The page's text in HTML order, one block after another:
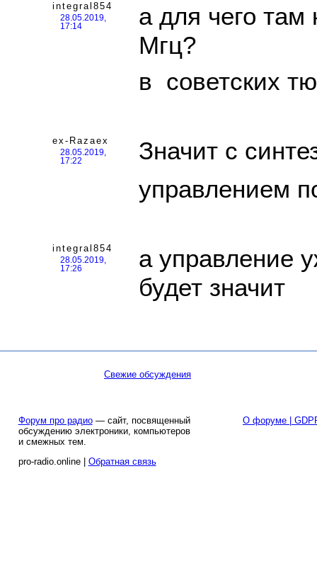
integral854
28.05.2019,
17:14
а для чего там
Мгц?
в советских
ex-Razaex
28.05.2019,
17:22
Значит с
управлением
integral854
28.05.2019,
17:26
а управление
будет значит
Свежие обсуждения
Форум про радио— сайт, посвященный
обсуждению электроники, компьютеров
и смежных тем.
pro-radio.online | Обратная связь
О форуме |